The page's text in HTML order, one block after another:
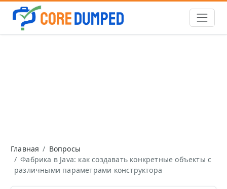
Главная
Вопросы
Фабрика в Java: как создавать конкретные объекты с
различными параметрами конструктора